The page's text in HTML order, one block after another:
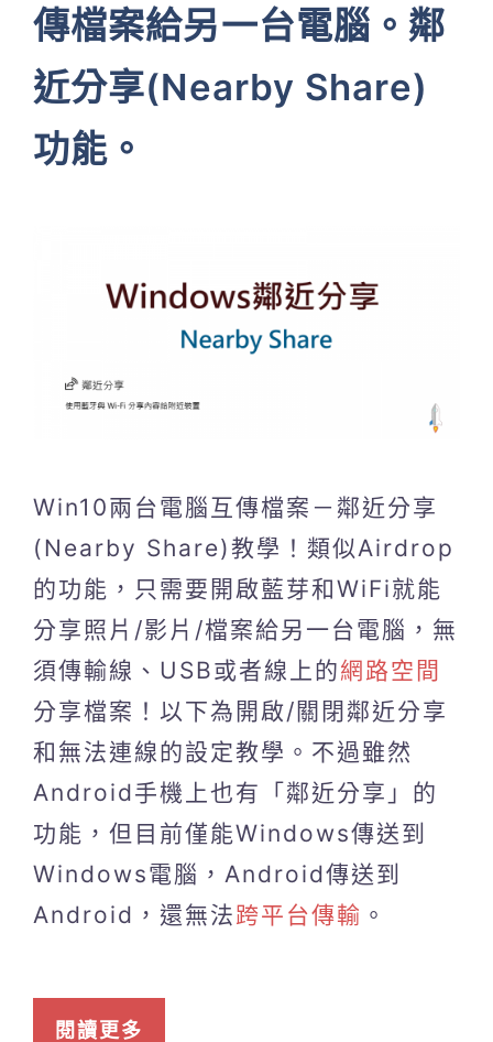
傳檔案給另一台電腦。鄰
近分享(Nearby Share)
功能。
Win10兩台電腦互傳檔案－鄰近分享
(Nearby Share)教學！類似Airdrop
的功能，只需要開啟藍芽和WiFi就能
分享照片/影片/檔案給另一台電腦，無
須傳輸線、USB或者線上的網路空間
分享檔案！以下為開啟/關閉鄰近分享
和無法連線的設定教學。不過雖然
Android手機上也有「鄰近分享」的
功能，但目前僅能Windows傳送到
Windows電腦，Android傳送到
Android，還無法跨平台傳輸 。
閱讀更多